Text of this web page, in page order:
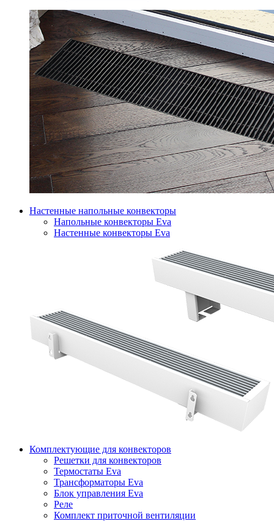
Настенные напольные конвекторы
Напольные конвекторы Eva
Настенные конвекторы Eva
Комплектующие для конвекторов
Решетки для конвекторов
Термостаты Eva
Трансформаторы Eva
Блок управления Eva
Реле
Комплект приточной вентиляции